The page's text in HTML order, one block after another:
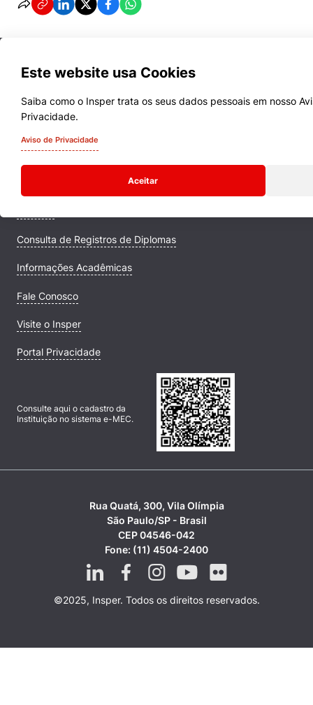
Este website usa Cookies
Saiba como o Insper trata os seus dados pessoais em nosso
Privacidade.
Aviso de Privacidade
Aceitar
Cookies de preferências de usuário
Quem Somos
Comunidade Transforme
Consulta de Registros de Diplomas
Informações Acadêmicas
Fale Conosco
Visite o Insper
Portal Privacidade
Consulte aqui o cadastro da
Instituição no sistema e-MEC.
Rua Quatá, 300, Vila Olímpia
São Paulo/SP - Brasil
CEP 04546-042
Fone: (11) 4504-2400
©2025, Insper. Todos os direitos reservados.